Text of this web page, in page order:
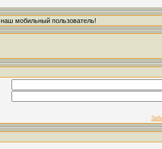
, наш мобильный пользователь!